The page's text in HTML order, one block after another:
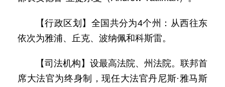
【行政区划】全国共分为4个州：从西往东
依次为雅浦、丘克、波纳佩和科斯雷。
【司法机构】设最高法院、州法院。联邦首
席大法官为终身制，现任大法官丹尼斯·雅马斯